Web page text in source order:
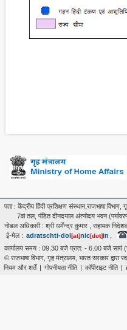
पता : केंद्रीय हिंदी प्रशिक्षण संस्थान,राजभाषा विभाग,
7वां तल, पंडित दीनदयाल अंत्‍योदय भवन
नोडल अधिकारी : श्री धर्मेन्द्र कुमार , सहायक
ई-मेल : adratschti-dol [at]nic[dot]in ,
कार्यालय समय : 09.30 बजे प्रात: - 6.00 बजे सायं
© राजभाषा विभाग, गृह मंत्रालय, भारत सरकार द्वारा
नियम और शर्तें
गोपनीयता नीति कॉपीराइट नीति